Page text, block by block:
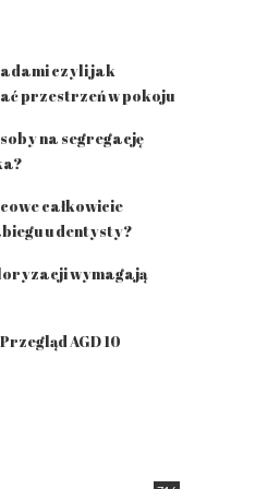
czyli jak
przestrzeń w pokoju
na segregację
całkowicie
u dentysty?
wymagają
AGD 10